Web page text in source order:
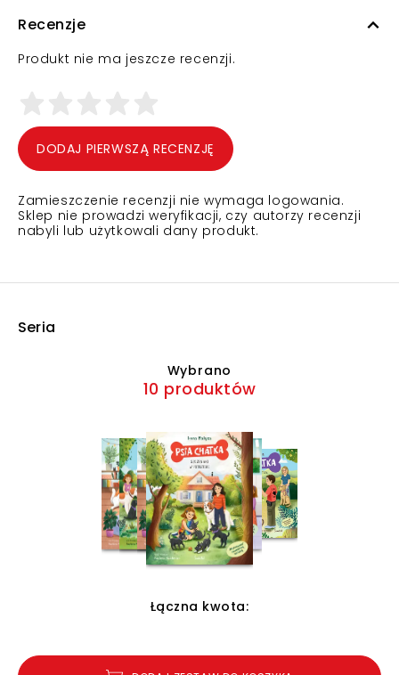
Recenzje
Produkt nie ma jeszcze recenzji.
DODAJ PIERWSZĄ RECENZJĘ
Zamieszczenie recenzji nie wymaga logowania.
Sklep nie prowadzi weryfikacji, czy autorzy recenzji
nabyli lub użytkowali dany produkt.
Seria
Wybrano
10 produktów
Łączna kwota: